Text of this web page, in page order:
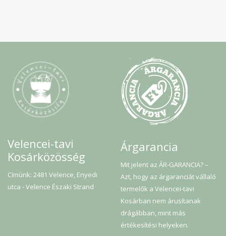
Velencei-tavi
Kosárközösség
Címünk: 2481 Velence, Enyedi
utca - Velence Északi Strand
Árgarancia
Mit jelent az ÁR-GARANCIA? –
Azt, hogy az árgaranciát vállaló
termelők a Velencei-tavi
Kosárban nem árusítanak
drágábban, mint más
értékesítési helyeken.